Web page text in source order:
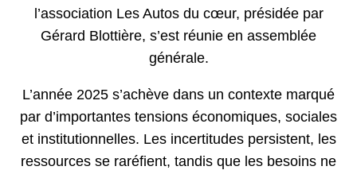
l’association Les Autos du cœur, présidée par
Gérard Blottière, s’est réunie en assemblée
générale.
L’année 2025 s’achève dans un contexte marqué
par d’importantes tensions économiques, sociales
et institutionnelles. Les incertitudes persistent, les
ressources se raréfient, tandis que les besoins ne